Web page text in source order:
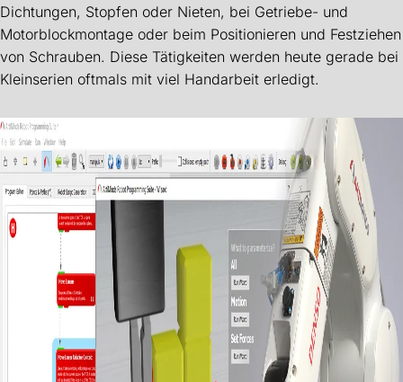
Dichtungen, Stopfen oder Nieten, bei Getriebe- und
Motorblockmontage oder beim Positionieren und Festziehen
von Schrauben. Diese Tätigkeiten werden heute gerade bei
Kleinserien oftmals mit viel Handarbeit erledigt.